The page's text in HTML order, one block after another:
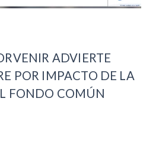
ADVIERTE
POR IMPACTO DE LA
FONDO COMÚN